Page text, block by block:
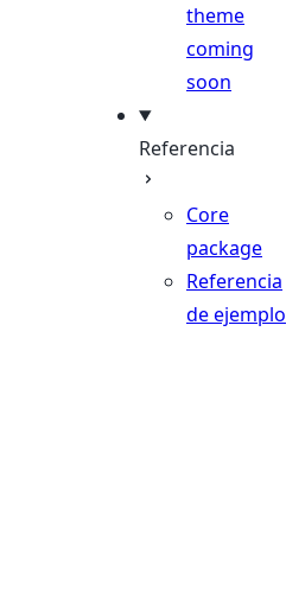
theme
coming
soon
Referencia
Core
package
Referencia
de ejemplo